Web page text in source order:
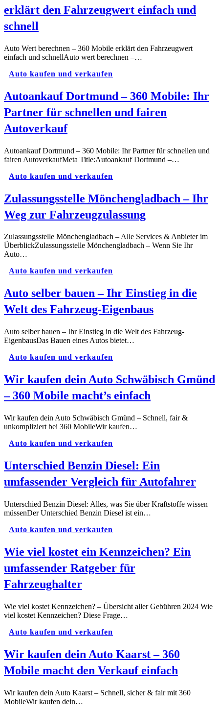
erklärt den Fahrzeugwert einfach und
schnell
Auto Wert berechnen – 360 Mobile erklärt den Fahrzeugwert
einfach und schnellAuto wert berechnen –…
Auto kaufen und verkaufen
Autoankauf Dortmund – 360 Mobile: Ihr
Partner für schnellen und fairen
Autoverkauf
Autoankauf Dortmund – 360 Mobile: Ihr Partner für schnellen und
fairen AutoverkaufMeta Title:Autoankauf Dortmund –…
Auto kaufen und verkaufen
Zulassungsstelle Mönchengladbach – Ihr
Weg zur Fahrzeugzulassung
Zulassungsstelle Mönchengladbach – Alle Services & Anbieter im
ÜberblickZulassungsstelle Mönchengladbach – Wenn Sie Ihr
Auto…
Auto kaufen und verkaufen
Auto selber bauen – Ihr Einstieg in die
Welt des Fahrzeug-Eigenbaus
Auto selber bauen – Ihr Einstieg in die Welt des Fahrzeug-
EigenbausDas Bauen eines Autos bietet…
Auto kaufen und verkaufen
Wir kaufen dein Auto Schwäbisch Gmünd
– 360 Mobile macht’s einfach
Wir kaufen dein Auto Schwäbisch Gmünd – Schnell, fair &
unkompliziert bei 360 MobileWir kaufen…
Auto kaufen und verkaufen
Unterschied Benzin Diesel: Ein
umfassender Vergleich für Autofahrer
Unterschied Benzin Diesel: Alles, was Sie über Kraftstoffe wissen
müssenDer Unterschied Benzin Diesel ist ein…
Auto kaufen und verkaufen
Wie viel kostet ein Kennzeichen? Ein
umfassender Ratgeber für
Fahrzeughalter
Wie viel kostet Kennzeichen? – Übersicht aller Gebühren 2024 Wie
viel kostet Kennzeichen? Diese Frage…
Auto kaufen und verkaufen
Wir kaufen dein Auto Kaarst – 360
Mobile macht den Verkauf einfach
Wir kaufen dein Auto Kaarst – Schnell, sicher & fair mit 360
MobileWir kaufen dein…